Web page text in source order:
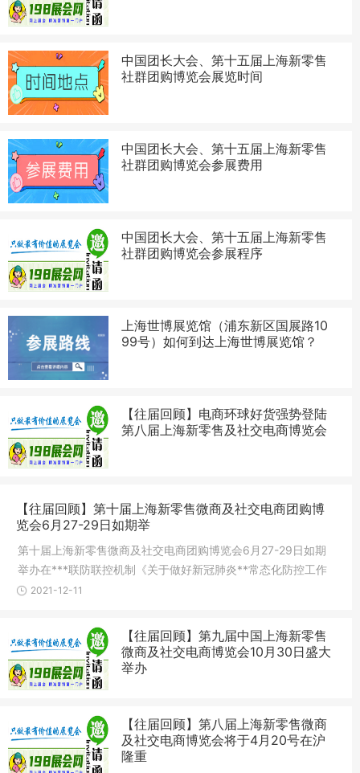
中国团长大会、第十五届上海新零售
社群团购博览会展览时间
中国团长大会、第十五届上海新零售
社群团购博览会参展费用
中国团长大会、第十五届上海新零售
社群团购博览会参展程序
上海世博展览馆（浦东新区国展路10
99号）如何到达上海世博展览馆？
【往届回顾】电商环球好货强势登陆
第八届上海新零售及社交电商博览会
【往届回顾】第十届上海新零售微商及社交电商团购博
览会6月27-29日如期举
第十届上海新零售微商及社交电商团购博览会6月27-29日如期
举办在***联防联控机制《关于做好新冠肺炎**常态化防控工作
的指导意见》中“可举办各类必要的会议、会展活动”的意见发布
2021-12-11
【往届回顾】第九届中国上海新零售
微商及社交电商博览会10月30日盛大
举办
【往届回顾】第八届上海新零售微商
及社交电商博览会将于4月20号在沪
隆重